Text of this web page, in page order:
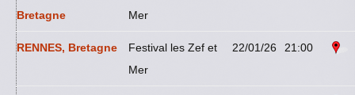
Bretagne
Mer
RENNES, Bretagne
Festival les Zef et
Mer
22/01/26 21:00